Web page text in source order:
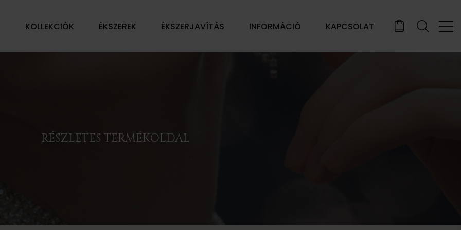
KOLLEKCIÓK ÉKSZEREK ÉKSZERJAVÍTÁS INFORMÁCIÓ KAPCSOLAT
RÉSZLETES TERMÉKOLDAL